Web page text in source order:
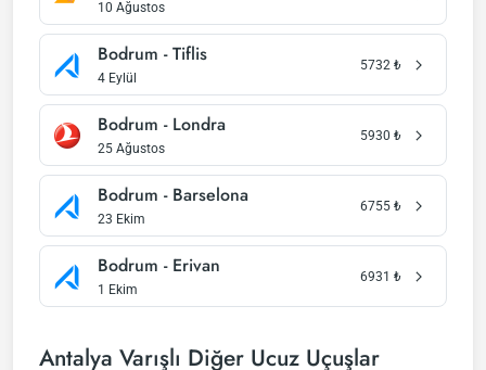
10 Ağustos
Bodrum - Tiflis
4 Eylül
5732 ₺
Bodrum - Londra
25 Ağustos
5930 ₺
Bodrum - Barselona
23 Ekim
6755 ₺
Bodrum - Erivan
1 Ekim
6931 ₺
Antalya Varışlı Diğer Ucuz Uçuşlar